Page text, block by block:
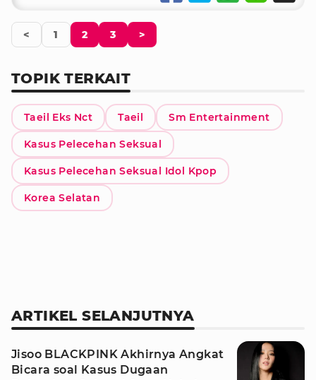
< 1 2 3 >
TOPIK TERKAIT
Taeil Eks Nct Taeil Sm Entertainment
Kasus Pelecehan Seksual
Kasus Pelecehan Seksual Idol Kpop
Korea Selatan
ARTIKEL SELANJUTNYA
Jisoo BLACKPINK Akhirnya Angkat
Bicara soal Kasus Dugaan